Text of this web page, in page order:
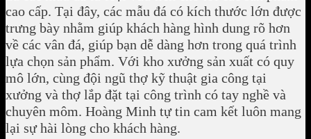
cao cấp. Tại đây, các mẫu đá có kích thước lớn được
trưng bày nhằm giúp khách hàng hình dung rõ hơn
về các vân đá, giúp bạn dễ dàng hơn trong quá trình
lựa chọn sản phẩm. Với kho xưởng sản xuất có quy
mô lớn, cùng đội ngũ thợ kỹ thuật gia công tại
xưởng và thợ lắp đặt tại công trình có tay nghề và
chuyên môm. Hoàng Minh tự tin cam kết luôn mang
lại sự hài lòng cho khách hàng.